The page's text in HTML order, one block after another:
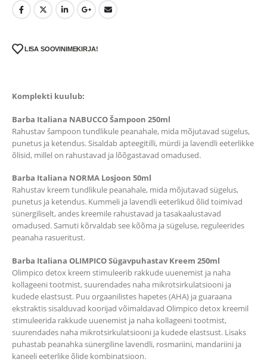
LISA SOOVINIMEKIRJA!
Komplekti kuulub:
Barba Italiana NABUCCO Šampoon 250ml
Rahustav šampoon tundlikule peanahale, mida mõjutavad sügelus,
punetus ja ketendus. Sisaldab apteegitilli, mürdi ja lavendli eeterlikke
õlisid, millel on rahustavad ja lõõgastavad omadused.
Barba Italiana NORMA Losjoon 50ml
Rahustav kreem tundlikule peanahale, mida mõjutavad sügelus,
punetus ja ketendus. Kummeli ja lavendli eeterlikud õlid toimivad
sünergiliselt, andes kreemile rahustavad ja tasakaalustavad
omadused. Samuti kõrvaldab see kõõma ja sügeluse, reguleerides
peanaha rasueritust.
Barba Italiana OLIMPICO Sügavpuhastav Kreem 250ml
Olimpico detox kreem stimuleerib rakkude uuenemist ja naha
kollageeni tootmist, suurendades naha mikrotsirkulatsiooni ja
kudede elastsust. Puu orgaanilistes hapetes (AHA) ja guaraana
ekstraktis sisalduvad koorijad võimaldavad Olimpico detox kreemil
stimuleerida rakkude uuenemist ja naha kollageeni tootmist,
suurendades naha mikrotsirkulatsiooni ja kudede elastsust. Lisaks
puhastab peanahka sünergiline lavendli, rosmariini, mandariini ja
kaneeli eeterlike õlide kombinatsioon.